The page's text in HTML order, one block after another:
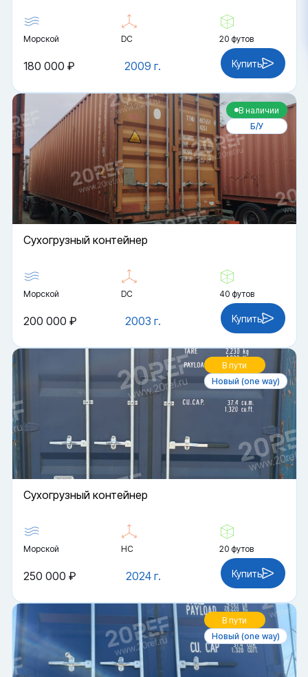
Морской DC 20 футов
2009 г.
180 000 ₽ Купить
В наличии
Б/У
Cухогрузный контейнер
Морской DC 40 футов
2003 г.
200 000 ₽ Купить
В пути
Новый (one way)
Cухогрузный контейнер
Морской HC 20 футов
2024 г.
250 000 ₽ Купить
В пути
Новый (one way)